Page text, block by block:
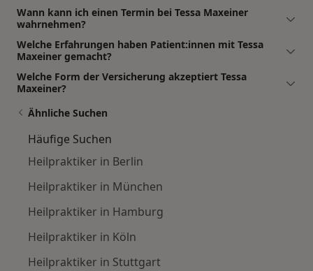
Wann kann ich einen Termin bei Tessa Maxeiner
wahrnehmen?
Welche Erfahrungen haben Patient:innen mit Tessa
Maxeiner gemacht?
Welche Form der Versicherung akzeptiert Tessa
Maxeiner?
Ähnliche Suchen
Häufige Suchen
Heilpraktiker in Berlin
Heilpraktiker in München
Heilpraktiker in Hamburg
Heilpraktiker in Köln
Heilpraktiker in Stuttgart